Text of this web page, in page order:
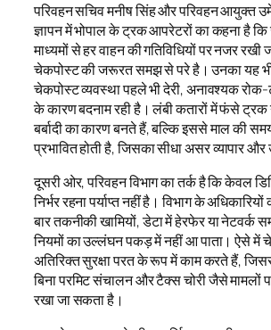
परिवहन सचिव मनीष सिंह और परिवहन आयुक्त
ज्ञापन में भोपाल के ट्रक आपरेटरों का कहना है
माध्यमों से हर वाहन की गतिविधियों पर नजर रखी
चेकपोस्ट की जरूरत समझ से परे है। उनका यह
चेकपोस्ट व्यवस्था पहले भी देरी, अनावश्यक
के कारण बदनाम रही है। लंबी कतारों में फंसे
बर्बादी का कारण बनते हैं, बल्कि इससे माल की
प्रभावित होती है, जिसका सीधा असर व्यापार और
दूसरी ओर, परिवहन विभाग का तर्क है कि केवल
निर्भर रहना पर्याप्त नहीं है। विभाग के
बार तकनीकी खामियों, डेटा में हेरफेर या नेटवर्क
नियमों का उल्लंघन पकड़ में नहीं आ पाता। ऐसे में
अतिरिक्त सुरक्षा परत के रूप में काम करते हैं,
बिना परमिट संचालन और टैक्स चोरी जैसे मामलों
रखा जा सकता है।